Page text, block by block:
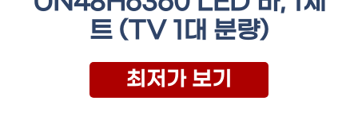
트 (TV 1대 분량)
최저가 보기